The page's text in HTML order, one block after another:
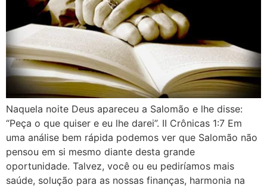
Naquela noite Deus apareceu a Salomão e lhe disse:
“Peça o que quiser e eu lhe darei”. II Crônicas 1:7 Em
uma análise bem rápida podemos ver que Salomão não
pensou em si mesmo diante desta grande
oportunidade. Talvez, você ou eu pediríamos mais
saúde, solução para as nossas finanças, harmonia na